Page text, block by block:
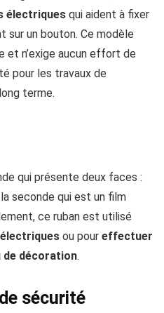
électriques qui aident à fixer
sur un bouton. Ce modèle
et n’exige aucun effort de
pour les travaux de
terme.
qui présente deux faces :
seconde qui est un film
ce ruban est utilisé
ou pour effectuer
de décoration.
sécurité